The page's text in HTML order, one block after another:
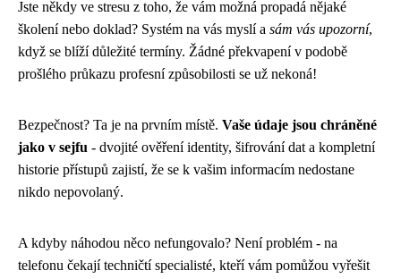
Jste někdy ve stresu z toho, že vám možná propadá nějaké
školení nebo doklad? Systém na vás myslí a sám vás upozorní,
když se blíží důležité termíny. Žádné překvapení v podobě
prošlého průkazu profesní způsobilosti se už nekoná!
Bezpečnost? Ta je na prvním místě. Vaše údaje jsou chráněné
jako v sejfu - dvojité ověření identity, šifrování dat a kompletní
historie přístupů zajistí, že se k vašim informacím nedostane
nikdo nepovolaný.
A kdyby náhodou něco nefungovalo? Není problém - na
telefonu čekají techničtí specialisté, kteří vám pomůžou vyřešit